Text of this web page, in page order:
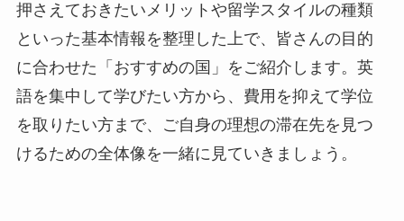
押さえておきたいメリットや留学スタイルの種類
といった基本情報を整理した上で、皆さんの目的
に合わせた「おすすめの国」をご紹介します。英
語を集中して学びたい方から、費用を抑えて学位
を取りたい方まで、ご自身の理想の滞在先を見つ
けるための全体像を一緒に見ていきましょう。